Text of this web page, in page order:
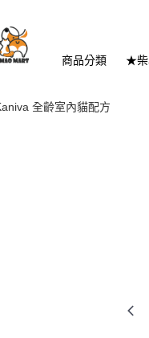
商品分類 ★柴
全齡室內貓配方